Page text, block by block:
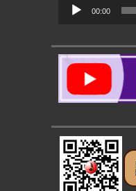
Audio
00:00